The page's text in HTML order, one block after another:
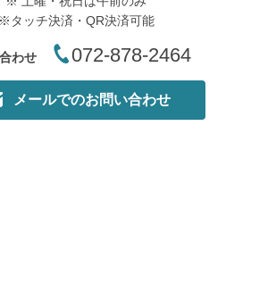
院いただ
ました
は横に1
すが運転
し駐車す
これまでで１番効いたように
思います。
ちなみに、先生は山男風にガ
ッチリ体型だったので、これ
を使って鍛えたりしてるのか
※タッチ決済・QR決済可能
わせ 072-878-2464
メールでのお問い合わせ